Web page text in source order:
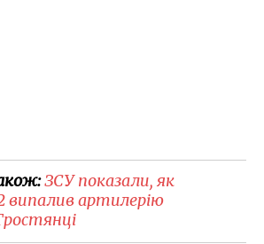
ЗСУ показали, як
випалив артилерію